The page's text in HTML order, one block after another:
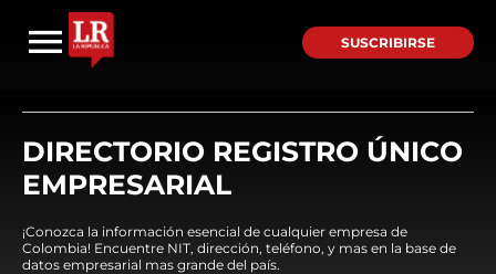
SUSCRIBIRSE
DIRECTORIO REGISTRO ÚNICO
EMPRESARIAL
¡Conozca la información esencial de cualquier empresa de
Colombia! Encuentre NIT, dirección, teléfono, y mas en la base de
datos empresarial mas grande del país.